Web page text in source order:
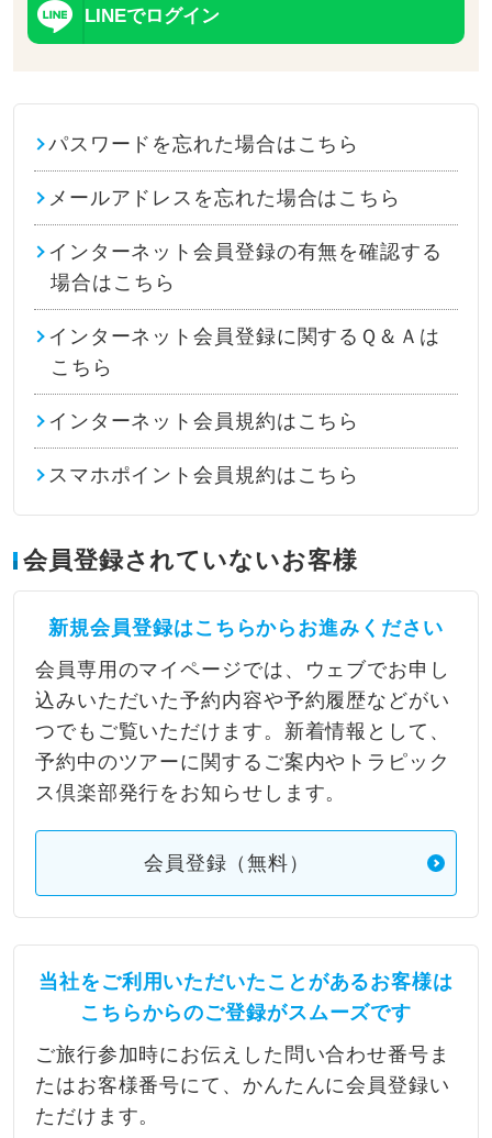
LINEでログイン
パスワードを忘れた場合はこちら
メールアドレスを忘れた場合はこちら
インターネット会員登録の有無を確認する
場合はこちら
インターネット会員登録に関するＱ＆Ａは
こちら
インターネット会員規約はこちら
スマホポイント会員規約はこちら
会員登録されていないお客様
新規会員登録はこちらからお進みください
会員専用のマイページでは、ウェブでお申し
込みいただいた予約内容や予約履歴などがい
つでもご覧いただけます。新着情報として、
予約中のツアーに関するご案内やトラピック
ス倶楽部発行をお知らせします。
会員登録（無料）
当社をご利用いただいたことがあるお客様は
こちらからのご登録がスムーズです
ご旅行参加時にお伝えした問い合わせ番号ま
たはお客様番号にて、かんたんに会員登録い
ただけます。